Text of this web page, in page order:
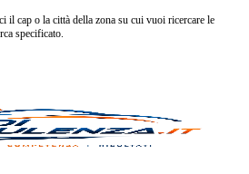
il cap o la città della zona su cui vuoi ricercare le
specificato.